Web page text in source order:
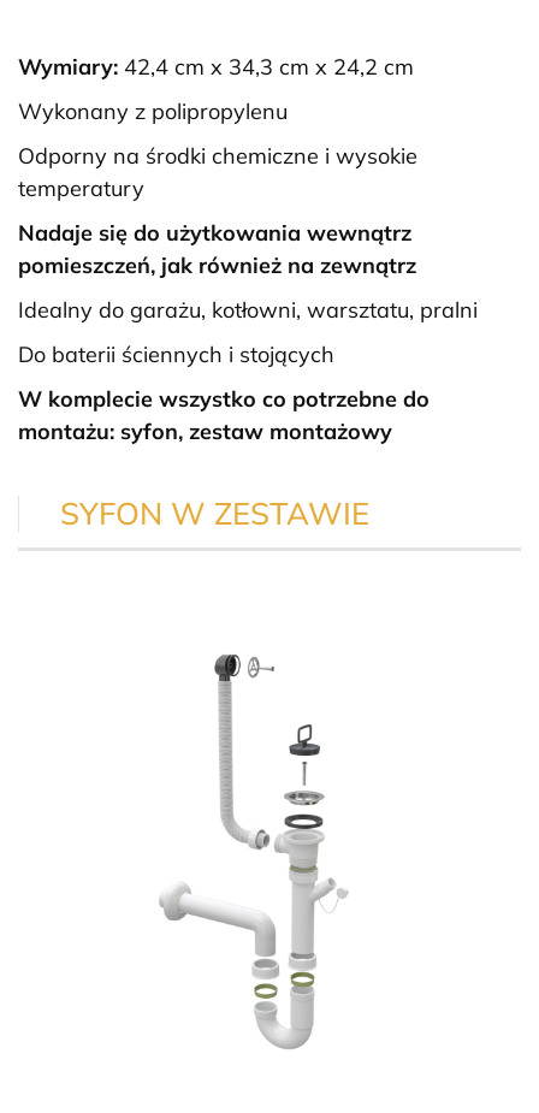
Wymiary: 42,4 cm x 34,3 cm x 24,2 cm
Wykonany z polipropylenu
Odporny na środki chemiczne i wysokie
temperatury
Nadaje się do użytkowania wewnątrz
pomieszczeń, jak również na zewnątrz
Idealny do garażu, kotłowni, warsztatu, pralni
Do baterii ściennych i stojących
W komplecie wszystko co potrzebne do
montażu: syfon, zestaw montażowy
SYFON W ZESTAWIE